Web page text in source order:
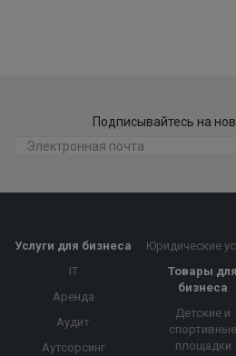
Подписывайтесь на
Услуги для бизнеса
IT
Аренда
Аудит
Аутсорсинг
Юридические
Товары для
бизнеса
Детские и
спортивные
площадки